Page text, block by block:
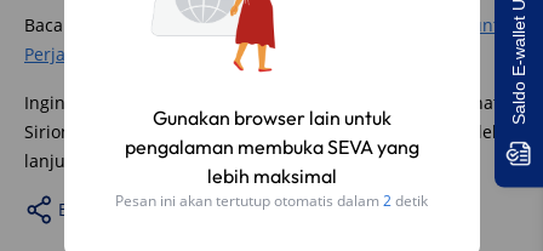
Gunakan browser lain untuk
pengalaman membuka SEVA yang
lebih maksimal
Pesan ini akan tertutup otomatis dalam 1detik
Baca Juga :
Apakah All New Sirion Hemat Bensin untuk
Perjalanan Panjang?
Ingin merasakan sendiri sensasi hiburan di dalam Daihatsu
Sirion? Kunjungi website Seva.id untuk informasi lebih
lanjut dan dapatkan promo menarik!
Bagikan